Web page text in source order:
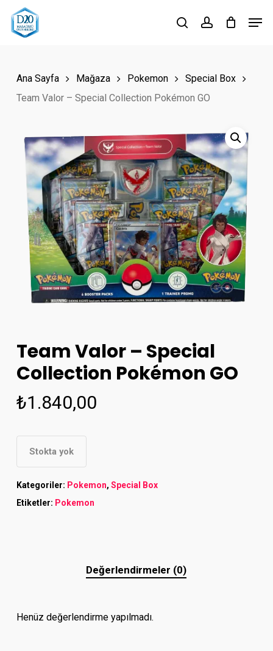
Skip
searchaccount
Ana Sayfa Mağaza Pokemon
Special Box
Team Valor – Special Collection Pokémon GO
Team Valor – Special
Collection Pokémon GO
₺1.840,00
Stokta yok
Kategoriler: Pokemon, Special Box
Etiketler: Pokemon
Değerlendirmeler (0)
Henüz değerlendirme yapılmadı.